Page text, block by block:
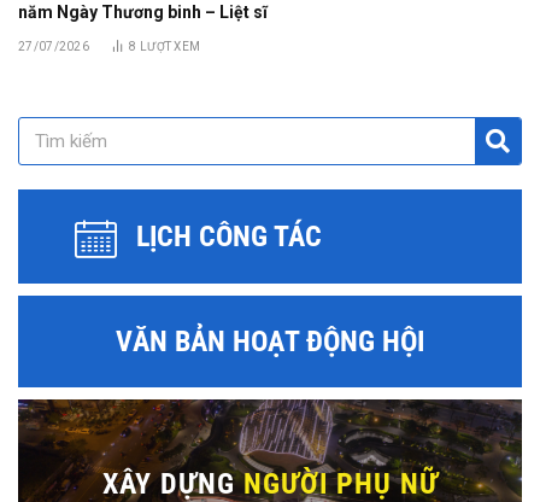
năm Ngày Thương binh – Liệt sĩ
27/07/2026 8 LƯỢT XEM
LỊCH CÔNG TÁC
VĂN BẢN HOẠT ĐỘNG HỘI
XÂY DỰNGNGƯỜI PHỤ NỮ